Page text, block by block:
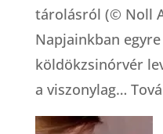
tárolásról (© Noll
Napjainkban
köldökzsinórvér
a viszonylag…